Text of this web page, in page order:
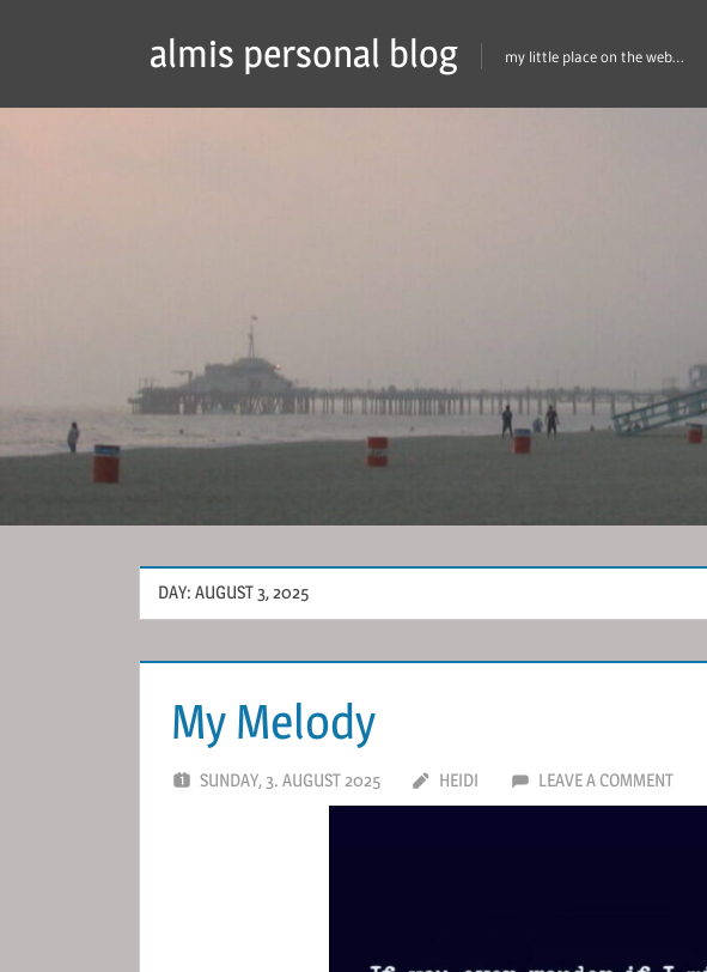
almis personal blog my little place on the web…
DAY: AUGUST 3, 2025
My Melody
SUNDAY, 3. AUGUST 2025 HEIDI LEAVE A COMMENT